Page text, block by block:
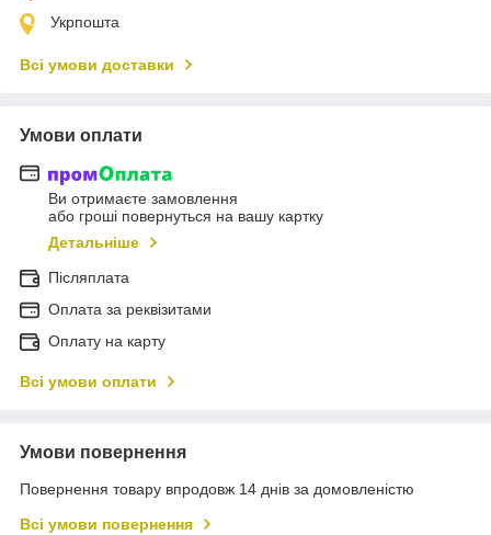
Укрпошта
Всі умови доставки
Умови оплати
Ви отримаєте замовлення
або гроші повернуться на вашу картку
Детальніше
Післяплата
Оплата за реквізитами
Оплату на карту
Всі умови оплати
Умови повернення
Повернення товару впродовж 14 днів за домовленістю
Всі умови повернення